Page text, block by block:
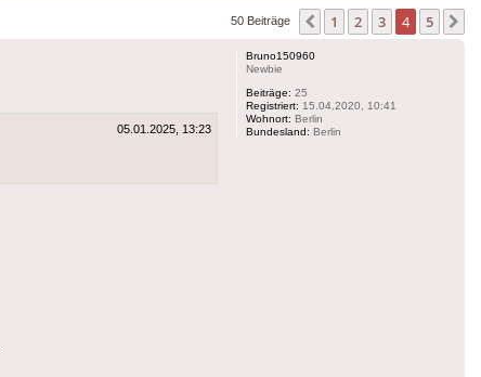
50 Beiträge Vorherige
1 2 3 4 5
Bruno150960
Newbie
Beiträge: 25
Registriert: 15.04.2020, 10:41
Wohnort: Berlin
Bundesland: Berlin
05.01.2025, 13:23